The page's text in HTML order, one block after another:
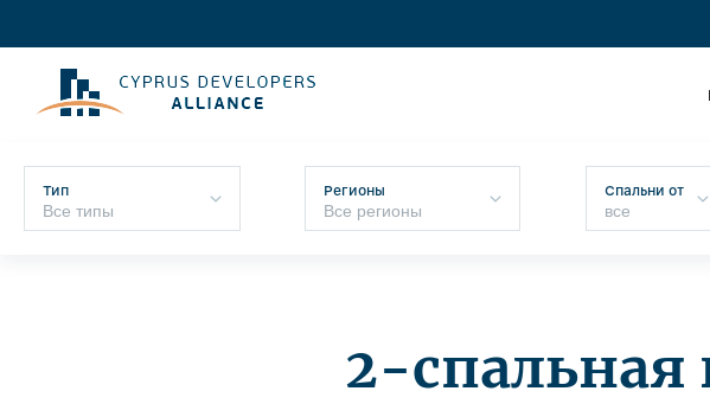
Тип Регионы Спальни от
2-